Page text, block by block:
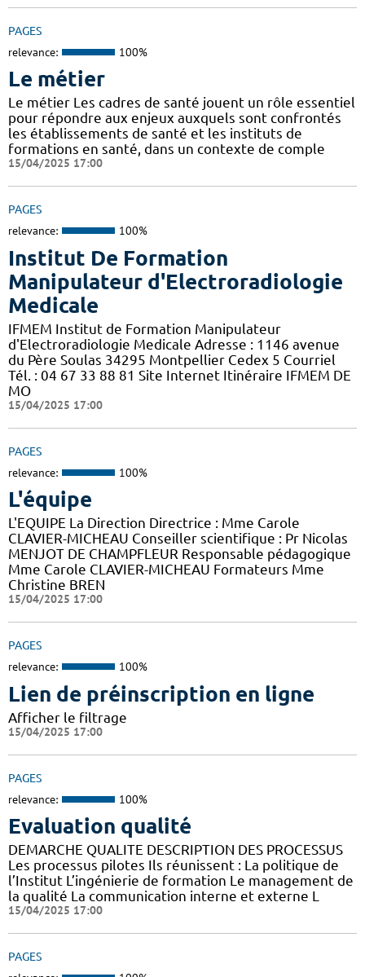
PAGES
relevance: 100%
Le métier
Le métier Les cadres de santé jouent un rôle essentiel
pour répondre aux enjeux auxquels sont confrontés
les établissements de santé et les instituts de
formations en santé, dans un contexte de comple
15/04/2025 17:00
PAGES
relevance: 100%
Institut De Formation
Manipulateur d'Electroradiologie
Medicale
IFMEM Institut de Formation Manipulateur
d'Electroradiologie Medicale Adresse : 1146 avenue
du Père Soulas 34295 Montpellier Cedex 5 Courriel
Tél. : 04 67 33 88 81 Site Internet Itinéraire IFMEM DE
MO
15/04/2025 17:00
PAGES
relevance: 100%
L'équipe
L'EQUIPE La Direction Directrice : Mme Carole
CLAVIER-MICHEAU Conseiller scientifique : Pr Nicolas
MENJOT DE CHAMPFLEUR Responsable pédagogique
Mme Carole CLAVIER-MICHEAU Formateurs Mme
Christine BREN
15/04/2025 17:00
PAGES
relevance: 100%
Lien de préinscription en ligne
Afficher le filtrage
15/04/2025 17:00
PAGES
relevance: 100%
Evaluation qualité
DEMARCHE QUALITE DESCRIPTION DES PROCESSUS
Les processus pilotes Ils réunissent : La politique de
l’Institut L’ingénierie de formation Le management de
la qualité La communication interne et externe L
15/04/2025 17:00
PAGES